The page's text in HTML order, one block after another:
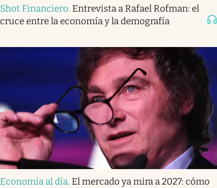
Shot Financiero. Entrevista a Rafael Rofman: el
cruce entre la economía y la demografía
Economía al día. El mercado ya mira a 2027: cómo